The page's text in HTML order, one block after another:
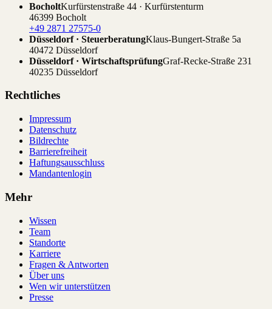
BocholtKurfürstenstraße 44 · Kurfürstenturm
46399 Bocholt
+49 2871 27575-0
Düsseldorf · SteuerberatungKlaus-Bungert-Straße 5a
40472 Düsseldorf
Düsseldorf · WirtschaftsprüfungGraf-Recke-Straße 231
40235 Düsseldorf
Rechtliches
Impressum
Datenschutz
Bildrechte
Barrierefreiheit
Haftungsausschluss
Mandantenlogin
Mehr
Wissen
Team
Standorte
Karriere
Fragen & Antworten
Über uns
Wen wir unterstützen
Presse